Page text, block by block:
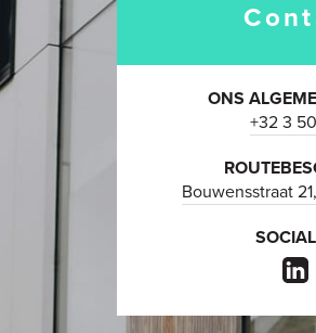
ONS
+32 3
Bouwensstraat